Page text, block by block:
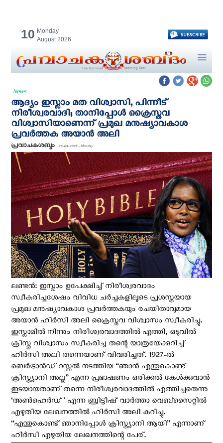
10 Monday
August 2026
News
ആദ്യം ഇസ്ലാം മത വിശ്വാസി, പിന്നീട്
നിരീശ്വരവാദി; താനിപ്പോള്‍ ക്രൈസ്തവ
വിശ്വാസിയാണെന്ന് പ്രമുഖ മനുഷ്യാവകാശ
പ്രവര്‍ത്തക അയാന്‍ അലി
പ്രവാചകശബ്ദം 26-05-2025 - Monday
ലണ്ടന്‍: ഇസ്ലാം ഉപേക്ഷിച്ച് നിരീശ്വരവാദം
സ്വീകരിച്ചശേഷം വിവിധ ചര്‍ച്ചകളിലൂടെ പ്രശസ്തയായ
പ്രമുഖ മനുഷ്യാവകാശ പ്രവര്‍ത്തകയും രചയിതാവുമായ
അയാന്‍ ഹിര്‍സി അലി ക്രൈസ്തവ വിശ്വാസം സ്വീകരിച്ചു.
ഇസ്ലാമില്‍ നിന്നും നിരീശ്വരവാദത്തില്‍ എത്തി, ഒടുവില്‍
ക്രിസ്തു വിശ്വാസം സ്വീകരിച്ച തന്റെ യാത്രയേക്കുറിച്ച്
ഹിര്‍സി അലി തന്നെയാണ് വിവരിച്ചത്. 1927-ല്‍
ബെര്‍ട്രാന്‍ഡ് റസ്സല്‍ നടത്തിയ “ഞാന്‍ എന്തുകൊണ്ട്
ക്രിസ്ത്യാനി അല്ല” എന്ന പ്രഭാഷണം ഒരിക്കല്‍ കേള്‍ക്കുവാന്‍
ഇടയായതാണ് തന്നെ നിരീശ്വരവാദത്തില്‍ എത്തിച്ചതെന്നു
‘അണ്‍ഹെര്‍ഡ്’ എന്ന ബ്രിട്ടീഷ് വാര്‍ത്താ വെബ്സൈറ്റില്‍
എഴുതിയ ലേഖനത്തില്‍ ഹിര്‍സി അലി കുറിച്ചു.
“എന്തുകൊണ്ട് ഞാനിപ്പോള്‍ ക്രിസ്ത്യാനി ആയി” എന്നാണ്
ഹിര്‍സി എഴുതിയ ലേഖനത്തിന്റെ പേര്.